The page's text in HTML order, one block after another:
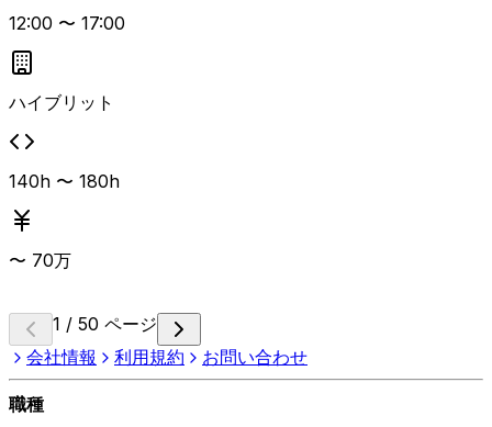
12:00 〜 17:00
ハイブリット
140h 〜 180h
〜 70万
1 / 50 ページ
会社情報
利用規約 お問い合わせ
職種